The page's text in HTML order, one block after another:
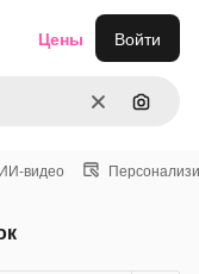
ОчиститьПоиск
Цены Войти
видео